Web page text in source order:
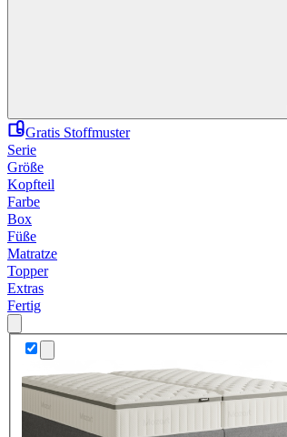
Gratis Stoffmuster
Serie
Größe
Kopfteil
Farbe
Box
Füße
Matratze
Topper
Extras
Fertig